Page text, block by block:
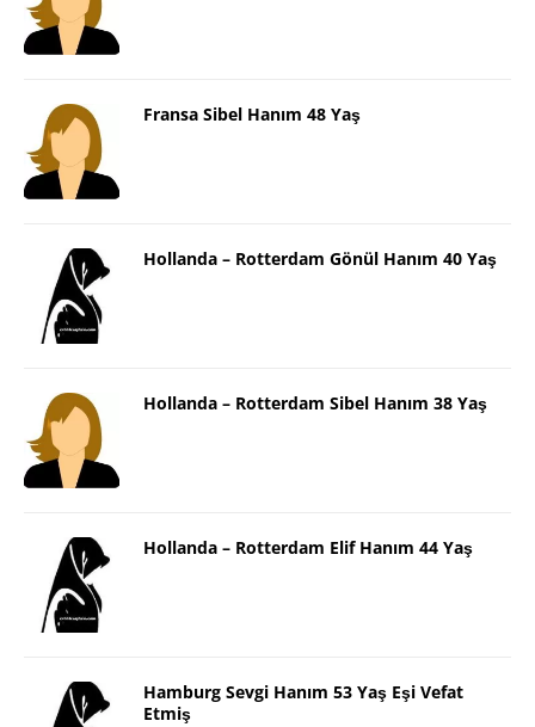
Fransa Sibel Hanım 48 Yaş
Hollanda – Rotterdam Gönül Hanım 40 Yaş
Hollanda – Rotterdam Sibel Hanım 38 Yaş
Hollanda – Rotterdam Elif Hanım 44 Yaş
Hamburg Sevgi Hanım 53 Yaş Eşi Vefat
Etmiş